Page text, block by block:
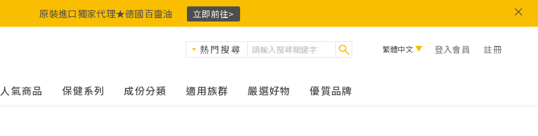
原裝進口獨家代理★德國百靈油 立即前往>
人氣商品 保健系列 成份分類 適用族群 嚴選好物 優質品牌
熱門搜尋 繁體中文 登入會員 註冊